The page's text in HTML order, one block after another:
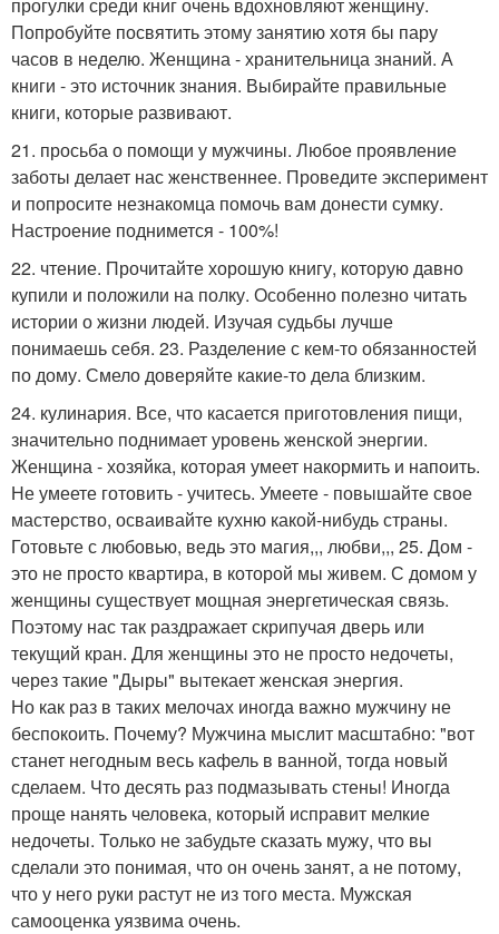
Попробуйте посвятить этому занятию хотя бы пару
часов в неделю. Женщина - хранительница знаний. А
книги - это источник знания. Выбирайте правильные
книги, которые развивают.
21. просьба о помощи у мужчины. Любое проявление
заботы делает нас женственнее. Проведите эксперимент
и попросите незнакомца помочь вам донести сумку.
Настроение поднимется - 100%!
22. чтение. Прочитайте хорошую книгу, которую давно
купили и положили на полку. Особенно полезно читать
истории о жизни людей. Изучая судьбы лучше
понимаешь себя. 23. Разделение с кем-то обязанностей
по дому. Смело доверяйте какие-то дела близким.
24. кулинария. Все, что касается приготовления пищи,
значительно поднимает уровень женской энергии.
Женщина - хозяйка, которая умеет накормить и напоить.
Не умеете готовить - учитесь. Умеете - повышайте свое
мастерство, осваивайте кухню какой-нибудь страны.
Готовьте с любовью, ведь это магия,,, любви,,, 25. Дом -
это не просто квартира, в которой мы живем. С домом у
женщины существует мощная энергетическая связь.
Поэтому нас так раздражает скрипучая дверь или
текущий кран. Для женщины это не просто недочеты,
через такие "Дыры" вытекает женская энергия.
Но как раз в таких мелочах иногда важно мужчину не
беспокоить. Почему? Мужчина мыслит масштабно: "вот
станет негодным весь кафель в ванной, тогда новый
сделаем. Что десять раз подмазывать стены! Иногда
проще нанять человека, который исправит мелкие
недочеты. Только не забудьте сказать мужу, что вы
сделали это понимая, что он очень занят, а не потому,
что у него руки растут не из того места. Мужская
самооценка уязвима очень.